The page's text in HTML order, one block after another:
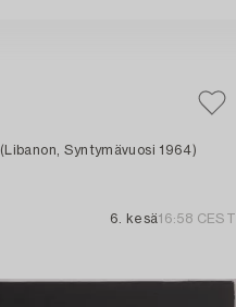
(Libanon, Syntymävuosi 1964)
6. kesä16:58 CEST